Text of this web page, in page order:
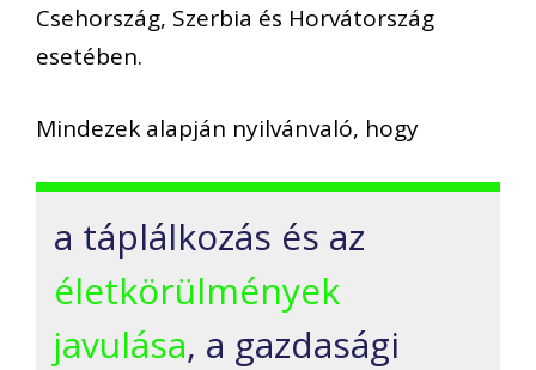
Csehország, Szerbia és Horvátország
esetében.
Mindezek alapján nyilvánvaló, hogy
a táplálkozás és az
életkörülmények
javulása, a gazdasági